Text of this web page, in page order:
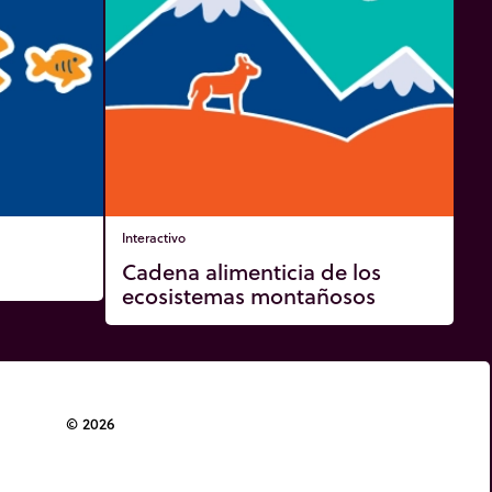
Interactivo
Cadena alimenticia de los
ecosistemas montañosos
© 2026